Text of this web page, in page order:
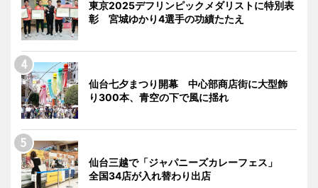
東京2025デフリンピックメダリストに特別表
彰 宮城ゆかり4選手の功績たたえ
仙台七夕まつり開幕 中心部商店街に大型飾
り300本、青空の下で風に揺れ
仙台三越で「ジャパニーズカレーフェス」
全国34店が入れ替わり出店